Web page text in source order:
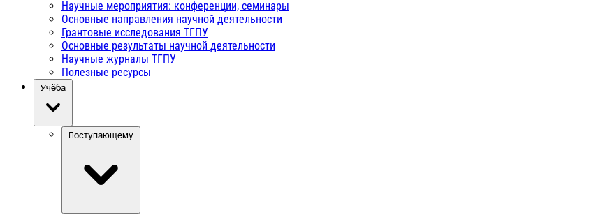
Научные мероприятия: конференции, семинары
Основные направления научной деятельности
Грантовые исследования ТГПУ
Основные результаты научной деятельности
Научные журналы ТГПУ
Полезные ресурсы
Учёба
Поступающему